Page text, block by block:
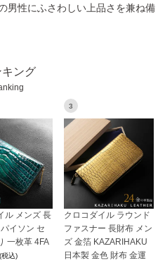
男性にふさわしい上品さを兼ね備
キング
ル メンズ 長
イソン セ
一枚革 4FA
(税込)
3
クロコダイル ラウンド
ファスナー 長財布 メン
ズ 金箔 KAZARIHAKU
日本製 金色 財布 金運